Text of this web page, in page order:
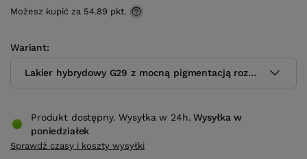
Wariant
Lakier hybrydowy G29 z mocną pigmentacją rozbielony
Możesz kupić za 54.89 pkt.
Produkt dostępny. Wysyłka w 24h. Wysyłkaw
poniedziałek
Sprawdź czasy i koszty wysyłki